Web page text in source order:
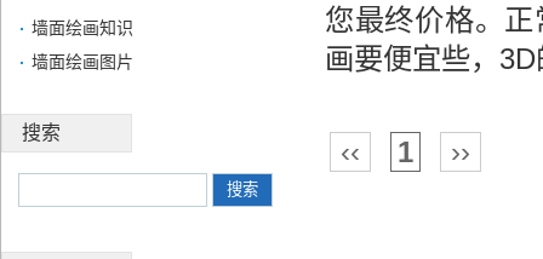
墙面绘画知识
墙面绘画图片
搜索
您最终价格。
画要便宜些，
‹‹ 1 ››